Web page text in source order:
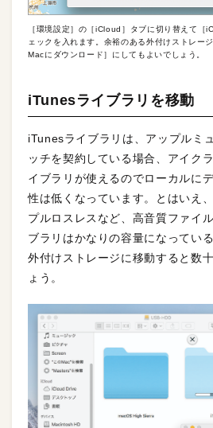
［環境設定］の［iCloud］タブに切り替えて［
ェックを入れます。余裕のある外付けストレー
Macにダウンロード］にしてもよいでしょう。
iTunesライブラリを移動
iTunesライブラリは、アップルミ
ッチを契約している場合、アイク
イブラリが使えるのでローカルに
性は低くなっています。とはいえ
プルロスレスなど、高音質ファイ
ブラリはかなりの容量になってい
外付けストレージに移動すると数
ょう。